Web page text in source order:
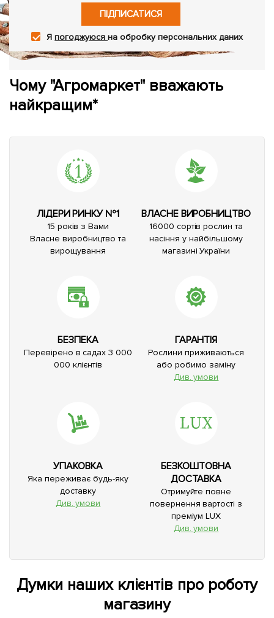
ПІДПИСАТИСЯ
Япогоджуюсяна обробку персональних даних
Чому "Агромаркет" вважають
найкращим*
ЛІДЕРИ РИНКУ №1
15 років з Вами
Власне виробництво та
вирощування
ВЛАСНЕ ВИРОБНИЦТВО
16000 сортів рослин та
насіння у найбільшому
магазині України
БЕЗПЕКА
Перевірено в садах 3 000
000 клієнтів
ГАРАНТІЯ
Рослини приживаються
або робимо заміну
Див. умови
УПАКОВКА
Яка переживає будь-яку
доставку
Див. умови
БЕЗКОШТОВНА
ДОСТАВКА
Отримуйте повне
повернення вартості з
преміум LUX
Див. умови
Думки наших клієнтів про роботу
магазину